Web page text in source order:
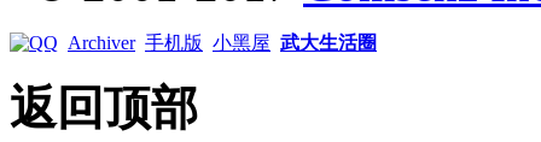
Archiver 手机版 小黑屋 武大生活圈
返回顶部